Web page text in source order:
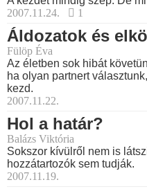
2007.11.24.
1
Áldozatok és
Fülöp Éva
Az életben sok hibát
ha olyan partnert
kezd.
2007.11.22.
Hol a határ?
Balázs Viktória
Sokszor kívülről nem is
hozzátartozók sem tudják.
2007.11.19.